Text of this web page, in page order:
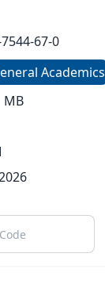
67-0
Academics
MB